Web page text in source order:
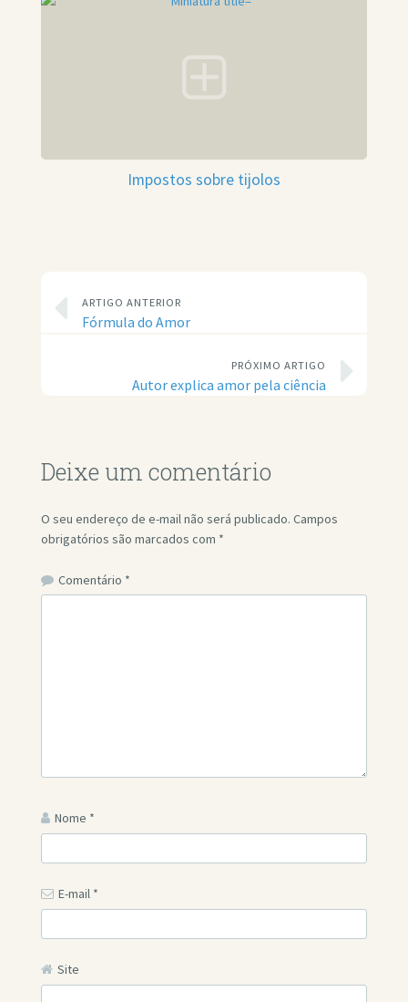
Impostos sobre tijolos
ARTIGO ANTERIOR
Fórmula do Amor
PRÓXIMO ARTIGO
Autor explica amor pela ciência
Deixe um comentário
O seu endereço de e-mail não será publicado. Campos
obrigatórios são marcados com *
Comentário *
Nome *
E-mail *
Site